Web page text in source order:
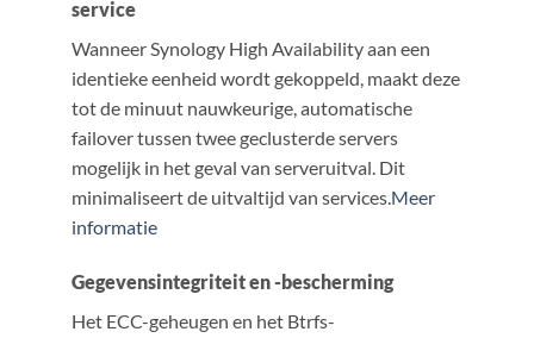
service
Wanneer Synology High Availability aan een
identieke eenheid wordt gekoppeld, maakt deze
tot de minuut nauwkeurige, automatische
failover tussen twee geclusterde servers
mogelijk in het geval van serveruitval. Dit
minimaliseert de uitvaltijd van services.Meer
informatie
Gegevensintegriteit en -bescherming
Het ECC-geheugen en het Btrfs-